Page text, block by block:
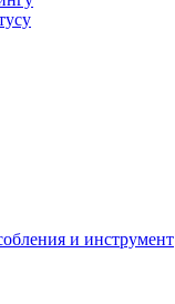
и инструмент